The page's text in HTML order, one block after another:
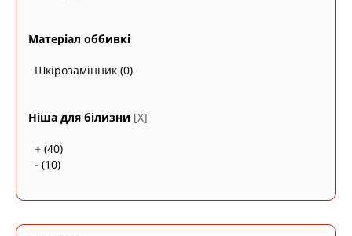
Матеріал оббивкі
Шкірозамінник (0)
Ніша для білизни [X]
+ (40)
- (10)